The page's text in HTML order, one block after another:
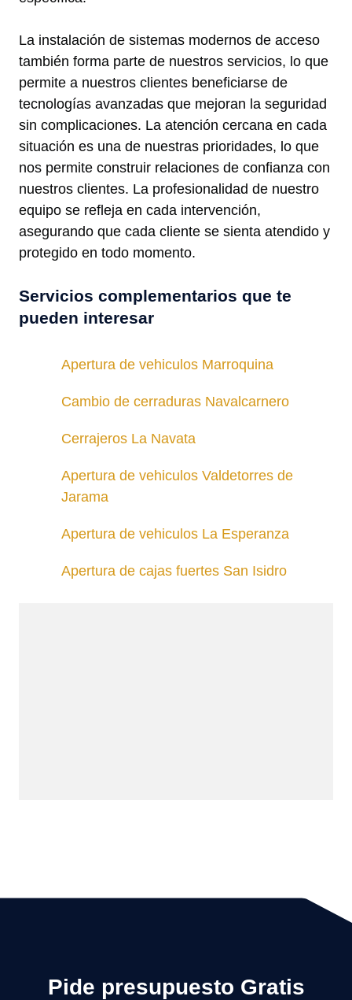
La instalación de sistemas modernos de acceso
también forma parte de nuestros servicios, lo que
permite a nuestros clientes beneficiarse de
tecnologías avanzadas que mejoran la seguridad
sin complicaciones. La atención cercana en cada
situación es una de nuestras prioridades, lo que
nos permite construir relaciones de confianza con
nuestros clientes. La profesionalidad de nuestro
equipo se refleja en cada intervención,
asegurando que cada cliente se sienta atendido y
protegido en todo momento.
Servicios complementarios que te
pueden interesar
Apertura de vehiculos Marroquina
Cambio de cerraduras Navalcarnero
Cerrajeros La Navata
Apertura de vehiculos Valdetorres de
Jarama
Apertura de vehiculos La Esperanza
Apertura de cajas fuertes San Isidro
Pide presupuesto Gratis